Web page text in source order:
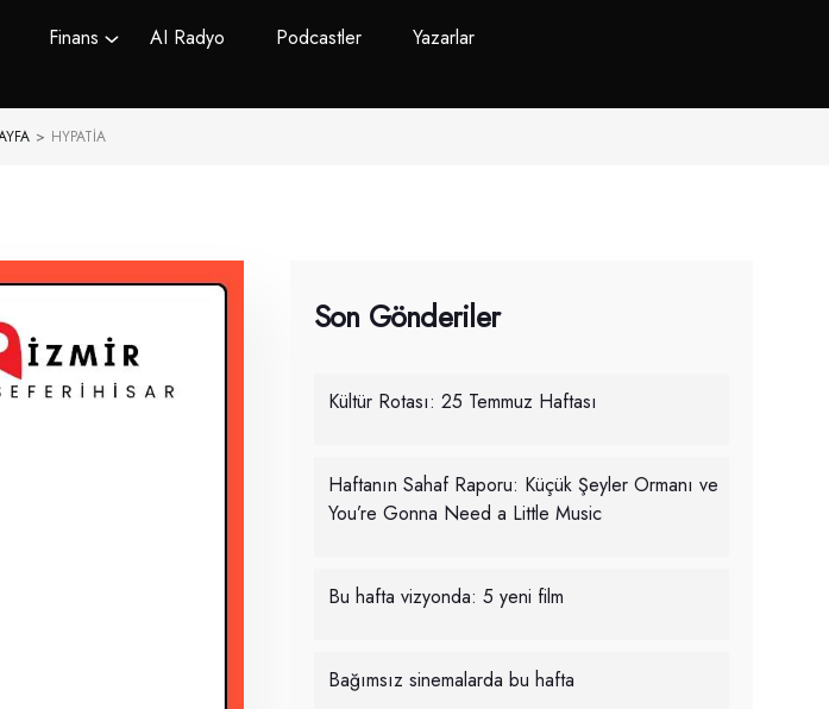
Finans AI Radyo Podcastler Yazarlar
> HYPATIA
Son Gönderiler
Kültür Rotası: 25 Temmuz Haftası
Haftanın Sahaf Raporu: Küçük Şeyler Ormanı ve
You’re Gonna Need a Little Music
Bu hafta vizyonda: 5 yeni film
Bağımsız sinemalarda bu hafta